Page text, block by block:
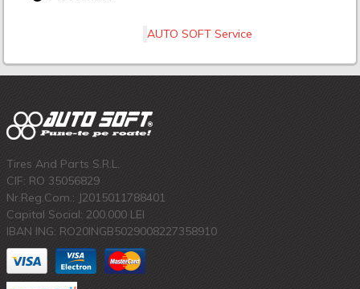
AUTO SOFT Service
Tires And Parts S.R.L.
CIF: RO 35056829
Nr.Reg.Com.: J2015011788401
Capital Social: 200.000 LEI
IBAN ING: RO20INGB5029008227358910